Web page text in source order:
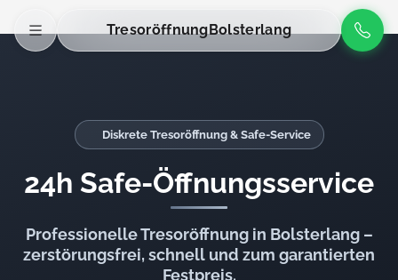
TresoröffnungBolsterlang
Diskrete Tresoröffnung & Safe-Service
24h Safe-Öffnungsservice
Professionelle Tresoröffnung in Bolsterlang –
zerstörungsfrei, schnell und zum garantierten
Festpreis.